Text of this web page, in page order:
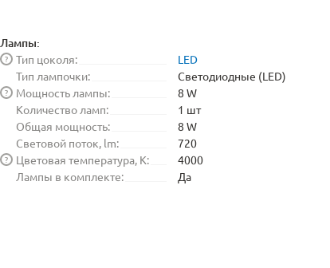
Лампы:
Тип цоколя:
?
LED
Тип лампочки:
Светодиодные (LED)
Мощность лампы:
?
8 W
Количество ламп:
1 шт
Общая мощность:
8 W
Световой поток, lm:
720
Цветовая температура, K:
?
4000
Лампы в комплекте:
Да